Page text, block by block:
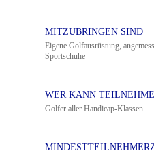
MITZUBRINGEN SIND
Eigene Golfausrüstung,
Sportschuhe
WER KANN
Golfer aller Handicap-Klassen